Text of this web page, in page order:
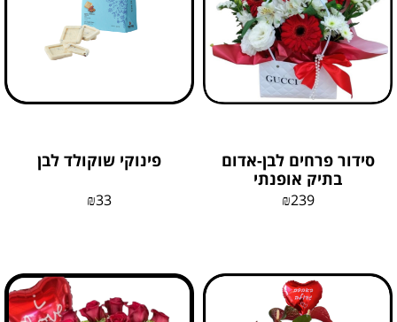
סידור פרחים לבן-אדום
בתיק אופנתי
₪239
פינוקי שוקולד לבן
₪33